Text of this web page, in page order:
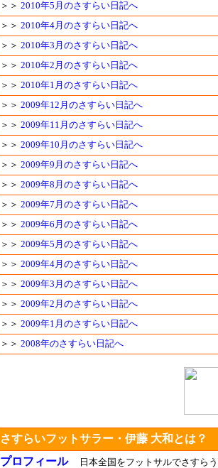
＞＞ 2010年5月のさすらい日記へ
＞＞ 2010年4月のさすらい日記へ
＞＞ 2010年3月のさすらい日記へ
＞＞ 2010年2月のさすらい日記へ
＞＞ 2010年1月のさすらい日記へ
＞＞ 2009年12月のさすらい日記へ
＞＞ 2009年11月のさすらい日記へ
＞＞ 2009年10月のさすらい日記へ
＞＞ 2009年9月のさすらい日記へ
＞＞ 2009年8月のさすらい日記へ
＞＞ 2009年7月のさすらい日記へ
＞＞ 2009年6月のさすらい日記へ
＞＞ 2009年5月のさすらい日記へ
＞＞ 2009年4月のさすらい日記へ
＞＞ 2009年3月のさすらい日記へ
＞＞ 2009年2月のさすらい日記へ
＞＞ 2009年1月のさすらい日記へ
＞＞ 2008年のさすらい日記へ
さすらいフットサラー・伊藤 大和とは？
プロフィール
日本全国をフットサルでさすら